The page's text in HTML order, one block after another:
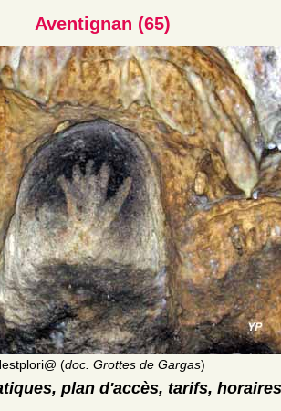
Aventignan (65)
(doc. Grottes de Gargas)
plan d'accès, tarifs, horaires